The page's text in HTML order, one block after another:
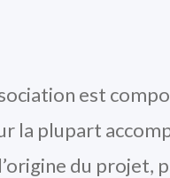
est
la plupart
du